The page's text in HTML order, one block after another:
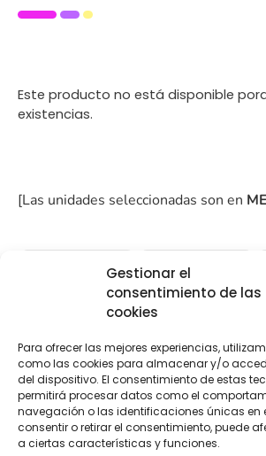
Gestionar el
consentimiento de las
cookies
Para ofrecer las mejores experiencias,
como las cookies para almacenar y/o
del dispositivo. El consentimiento de estas
permitirá procesar datos como el
navegación o las identificaciones únicas en
consentir o retirar el consentimiento, puede
a ciertas características y funciones.
Este producto no está disponible
existencias.
[Las unidades seleccionadas son en
Descripción
Información
Valoraciones (0)